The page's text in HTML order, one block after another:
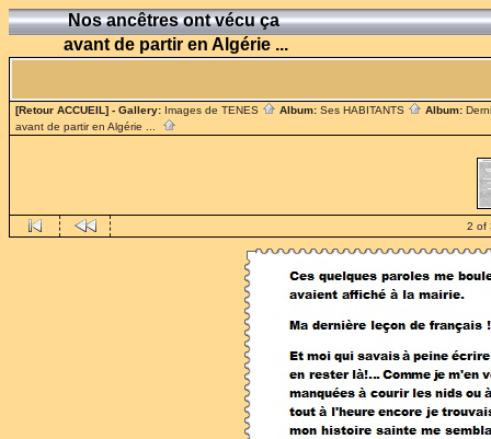
Nos ancêtres ont vécu ça
avant de partir en Algérie ...
[Retour ACCUEIL] - Gallery: Images de TENES Album: Ses HABITANTS Album:
avant de partir en Algérie ...
2 of